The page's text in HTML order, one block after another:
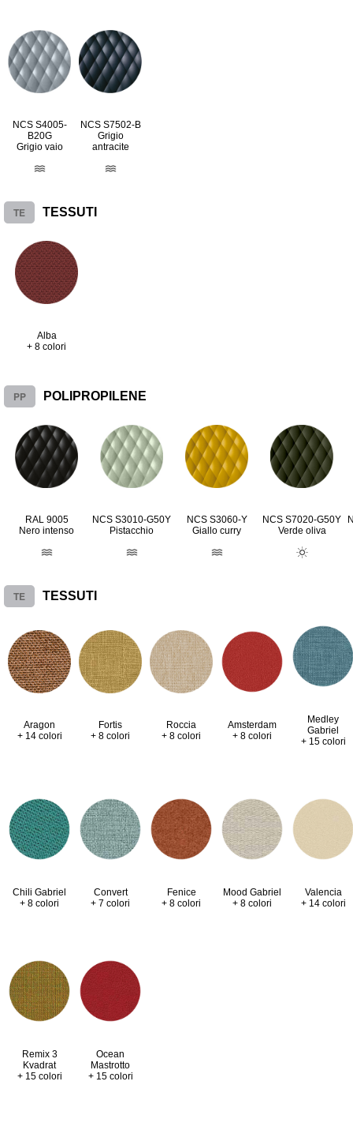
NCS S4005-
B20G
Grigio vaio
NCS S7502-B
Grigio
antracite
TE TESSUTI
Alba
+ 8 colori
PP POLIPROPILENE
RAL 9005
Nero intenso
NCS S3010-G50Y
Pistacchio
NCS S3060-Y
Giallo curry
NCS S7020-G50Y
Verde oliva
TE TESSUTI
Aragon
+ 14 colori
Fortis
+ 8 colori
Roccia
+ 8 colori
Amsterdam
+ 8 colori
Medley
Gabriel
+ 15 colori
Chili Gabriel
+ 8 colori
Convert
+ 7 colori
Fenice
+ 8 colori
Mood Gabriel
+ 8 colori
Valencia
+ 14 colori
Remix 3
Kvadrat
+ 15 colori
Ocean
Mastrotto
+ 15 colori